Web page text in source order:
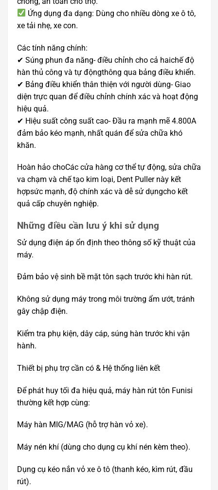
Ứng dụng đa dạng: Dùng cho nhiều dòng xe ô tô,
xe tải nhẹ, xe con.
Các tính năng chính:
✔ Súng phun đa năng- điều chỉnh cho cả haichế độ
hàn thủ công và tự độngthông qua bảng điều khiển.
✔ Bảng điều khiển thân thiện với người dùng- Giao
diện trực quan để điều chỉnh chính xác và hoạt động
hiệu quả.
✔ Hiệu suất công suất cao- Đầu ra mạnh mẽ 4.800A
đảm bảo kéo mạnh, nhất quán để sửa chữa khó
khăn.
Hoàn hảo choCác cửa hàng cơ thể tự động, sửa chữa
va chạm và chế tạo kim loại, Dent Puller này kết
hợpsức mạnh, độ chính xác và dễ sử dụngcho kết
quả cấp chuyên nghiệp.
Những điều cần lưu ý khi sử dụng
Sử dụng điện áp ổn định theo thông số kỹ thuật của
máy.
Đảm bảo vệ sinh bề mặt tôn sạch trước khi hàn rút.
Không sử dụng máy trong môi trường ẩm ướt, tránh
gây chập điện.
Kiểm tra phụ kiện, dây cáp, súng hàn trước khi vận
hành.
Thiết bị phụ trợ cần có & Hệ thống liên kết
Để phát huy tối đa hiệu quả, máy hàn rút tôn Funisi
thường kết hợp cùng:
Máy hàn MIG/MAG (hỗ trợ hàn vỏ xe).
Máy nén khí (dùng cho dụng cụ khí nén kèm theo).
Dụng cụ kéo nắn vỏ xe ô tô (thanh kéo, kìm rút, đầu
rút).